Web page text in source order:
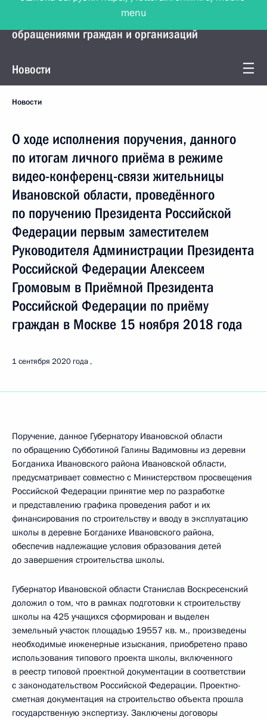
Управление Президента по работе с
обращениями граждан и организаций
Новости
Новости
О ходе исполнения поручения, данного
по итогам личного приёма в режиме
видео-конференц-связи жительницы
Ивановской области, проведённого
по поручению Президента Российской
Федерации первым заместителем
Руководителя Администрации Президента
Российской Федерации Алексеем
Громовым в Приёмной Президента
Российской Федерации по приёму
граждан в Москве 15 ноября 2018 года
1 сентября 2020 года
Поручение, данное Губернатору Ивановской области
по обращению Субботиной Галины Вадимовны из деревни
Богданиха Ивановского района Ивановской области,
предусматривает совместно с Министерством просвещения
Российской Федерации принятие мер по разработке
и представлению графика проведения работ и их
финансирования по строительству и вводу в эксплуатацию
школы в деревне Богданихе Ивановского района,
обеспечив надлежащие условия образования детей
до завершения строительства школы.
Губернатор Ивановской области Станислав Воскресенский
доложил о том, что в рамках подготовки к строительству
школы на 425 учащихся сформирован и выделен
земельный участок площадью 19557 кв. м., произведены
необходимые инженерные изыскания, приобретено право
использования типового проекта школы, включенного
в реестр типовой проектной документации в соответствии
с законодательством Российской Федерации. Проектно-
сметная документация на строительство объекта прошла
государственную экспертизу. Заключены договоры
menu